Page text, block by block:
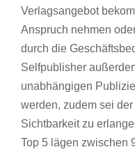
Verlagsangebot
Anspruch nehmen
durch die
Selfpublisher
unabhängigen
werden, zudem sei
Sichtbarkeit zu
Top 5 lägen zwischen